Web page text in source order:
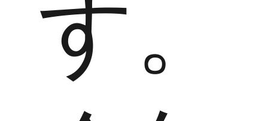
す。